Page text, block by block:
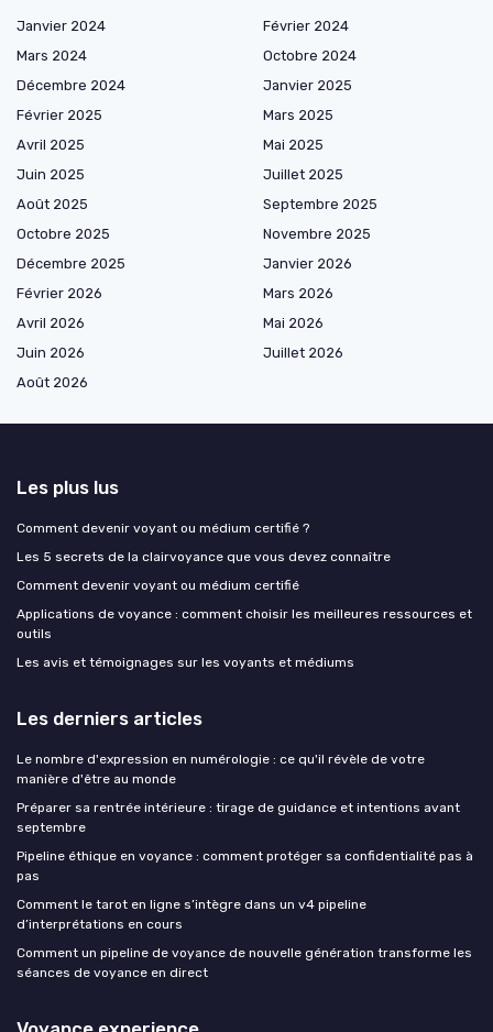
Janvier 2024
Février 2024
Mars 2024
Octobre 2024
Décembre 2024
Janvier 2025
Février 2025
Mars 2025
Avril 2025
Mai 2025
Juin 2025
Juillet 2025
Août 2025
Septembre 2025
Octobre 2025
Novembre 2025
Décembre 2025
Janvier 2026
Février 2026
Mars 2026
Avril 2026
Mai 2026
Juin 2026
Juillet 2026
Août 2026
Les plus lus
Comment devenir voyant ou médium certifié ?
Les 5 secrets de la clairvoyance que vous devez connaître
Comment devenir voyant ou médium certifié
Applications de voyance : comment choisir les meilleures ressources et
outils
Les avis et témoignages sur les voyants et médiums
Les derniers articles
Le nombre d'expression en numérologie : ce qu'il révèle de votre
manière d'être au monde
Préparer sa rentrée intérieure : tirage de guidance et intentions avant
septembre
Pipeline éthique en voyance : comment protéger sa confidentialité pas à
pas
Comment le tarot en ligne s’intègre dans un v4 pipeline
d’interprétations en cours
Comment un pipeline de voyance de nouvelle génération transforme les
séances de voyance en direct